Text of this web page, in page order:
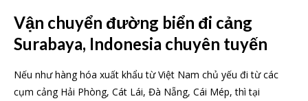
Vận chuyển đường biển đi cảng
Surabaya, Indonesia chuyên tuyến
Nếu như hàng hóa xuất khẩu từ Việt Nam chủ yếu đi từ các
cụm cảng Hải Phòng, Cát Lái, Đà Nẵng, Cái Mép, thì tại